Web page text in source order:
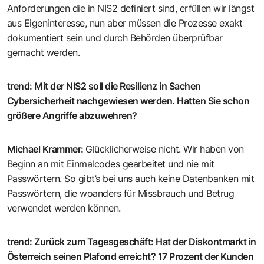
Anforderungen die in NIS2 definiert sind, erfüllen wir längst
aus Eigeninteresse, nun aber müssen die Prozesse exakt
dokumentiert sein und durch Behörden überprüfbar
gemacht werden.
trend: Mit der NIS2 soll die Resilienz in Sachen
Cybersicherheit nachgewiesen werden. Hatten Sie schon
größere Angriffe abzuwehren?
Michael Krammer: Glücklicherweise nicht. Wir haben von
Beginn an mit Einmalcodes gearbeitet und nie mit
Passwörtern. So gibt’s bei uns auch keine Datenbanken mit
Passwörtern, die woanders für Missbrauch und Betrug
verwendet werden können.
trend:Zurück zum Tagesgeschäft: Hat der Diskontmarkt in
Österreich seinen Plafond erreicht? 17 Prozent der Kunden